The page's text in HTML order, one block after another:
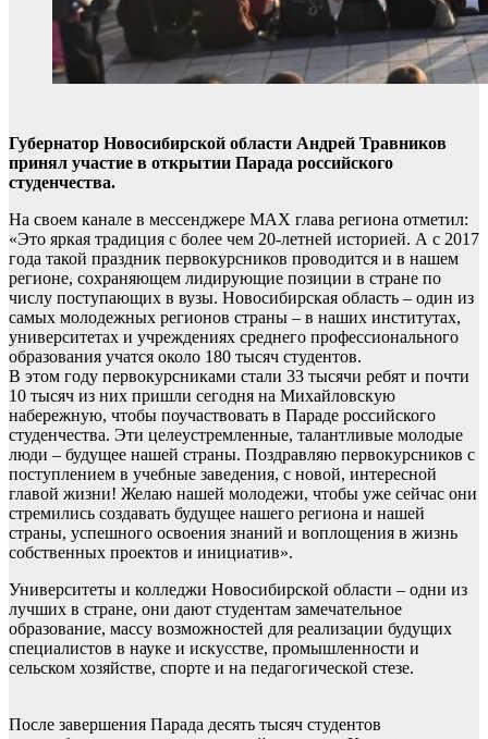
Губернатор Новосибирской области Андрей Травников
принял участие в открытии Парада российского
студенчества.
На своем канале в мессенджере МАХ глава региона отметил:
«Это яркая традиция с более чем 20-летней историей. А с 2017
года такой праздник первокурсников проводится и в нашем
регионе, сохраняющем лидирующие позиции в стране по
числу поступающих в вузы. Новосибирская область – один из
самых молодежных регионов страны – в наших институтах,
университетах и учреждениях среднего профессионального
образования учатся около 180 тысяч студентов.
В этом году первокурсниками стали 33 тысячи ребят и почти
10 тысяч из них пришли сегодня на Михайловскую
набережную, чтобы поучаствовать в Параде российского
студенчества. Эти целеустремленные, талантливые молодые
люди – будущее нашей страны. Поздравляю первокурсников с
поступлением в учебные заведения, с новой, интересной
главой жизни! Желаю нашей молодежи, чтобы уже сейчас они
стремились создавать будущее нашего региона и нашей
страны, успешного освоения знаний и воплощения в жизнь
собственных проектов и инициатив».
Университеты и колледжи Новосибирской области – одни из
лучших в стране, они дают студентам замечательное
образование, массу возможностей для реализации будущих
специалистов в науке и искусстве, промышленности и
сельском хозяйстве, спорте и на педагогической стезе.
После завершения Парада десять тысяч студентов